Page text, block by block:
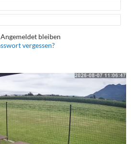
Angemeldet bleiben
vergessen?